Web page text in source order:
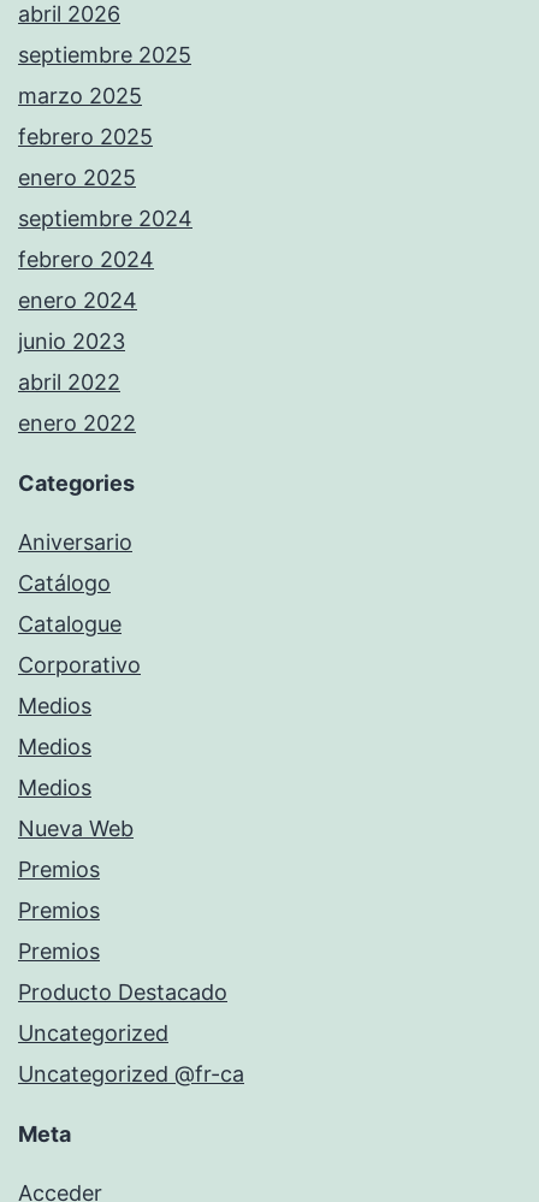
abril 2026
septiembre 2025
marzo 2025
febrero 2025
enero 2025
septiembre 2024
febrero 2024
enero 2024
junio 2023
abril 2022
enero 2022
Categories
Aniversario
Catálogo
Catalogue
Corporativo
Medios
Medios
Medios
Nueva Web
Premios
Premios
Premios
Producto Destacado
Uncategorized
Uncategorized @fr-ca
Meta
Acceder